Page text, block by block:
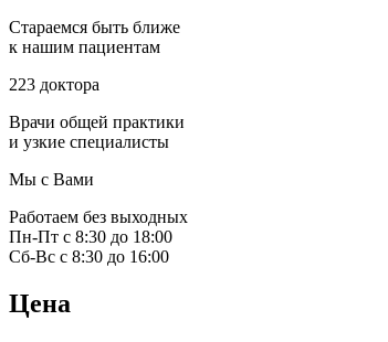
Стараемся быть ближе
к нашим пациентам
223 доктора
Врачи общей практики
и узкие специалисты
Мы с Вами
Работаем без выходных
Пн-Пт с 8:30 до 18:00
Сб-Вс с 8:30 до 16:00
Цена